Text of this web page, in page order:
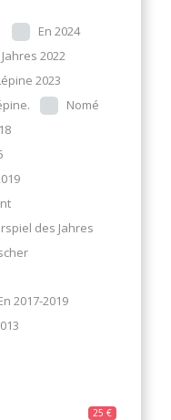
En 2024
2022
2023
Nomé
des Jahres
2017-2019
25 €